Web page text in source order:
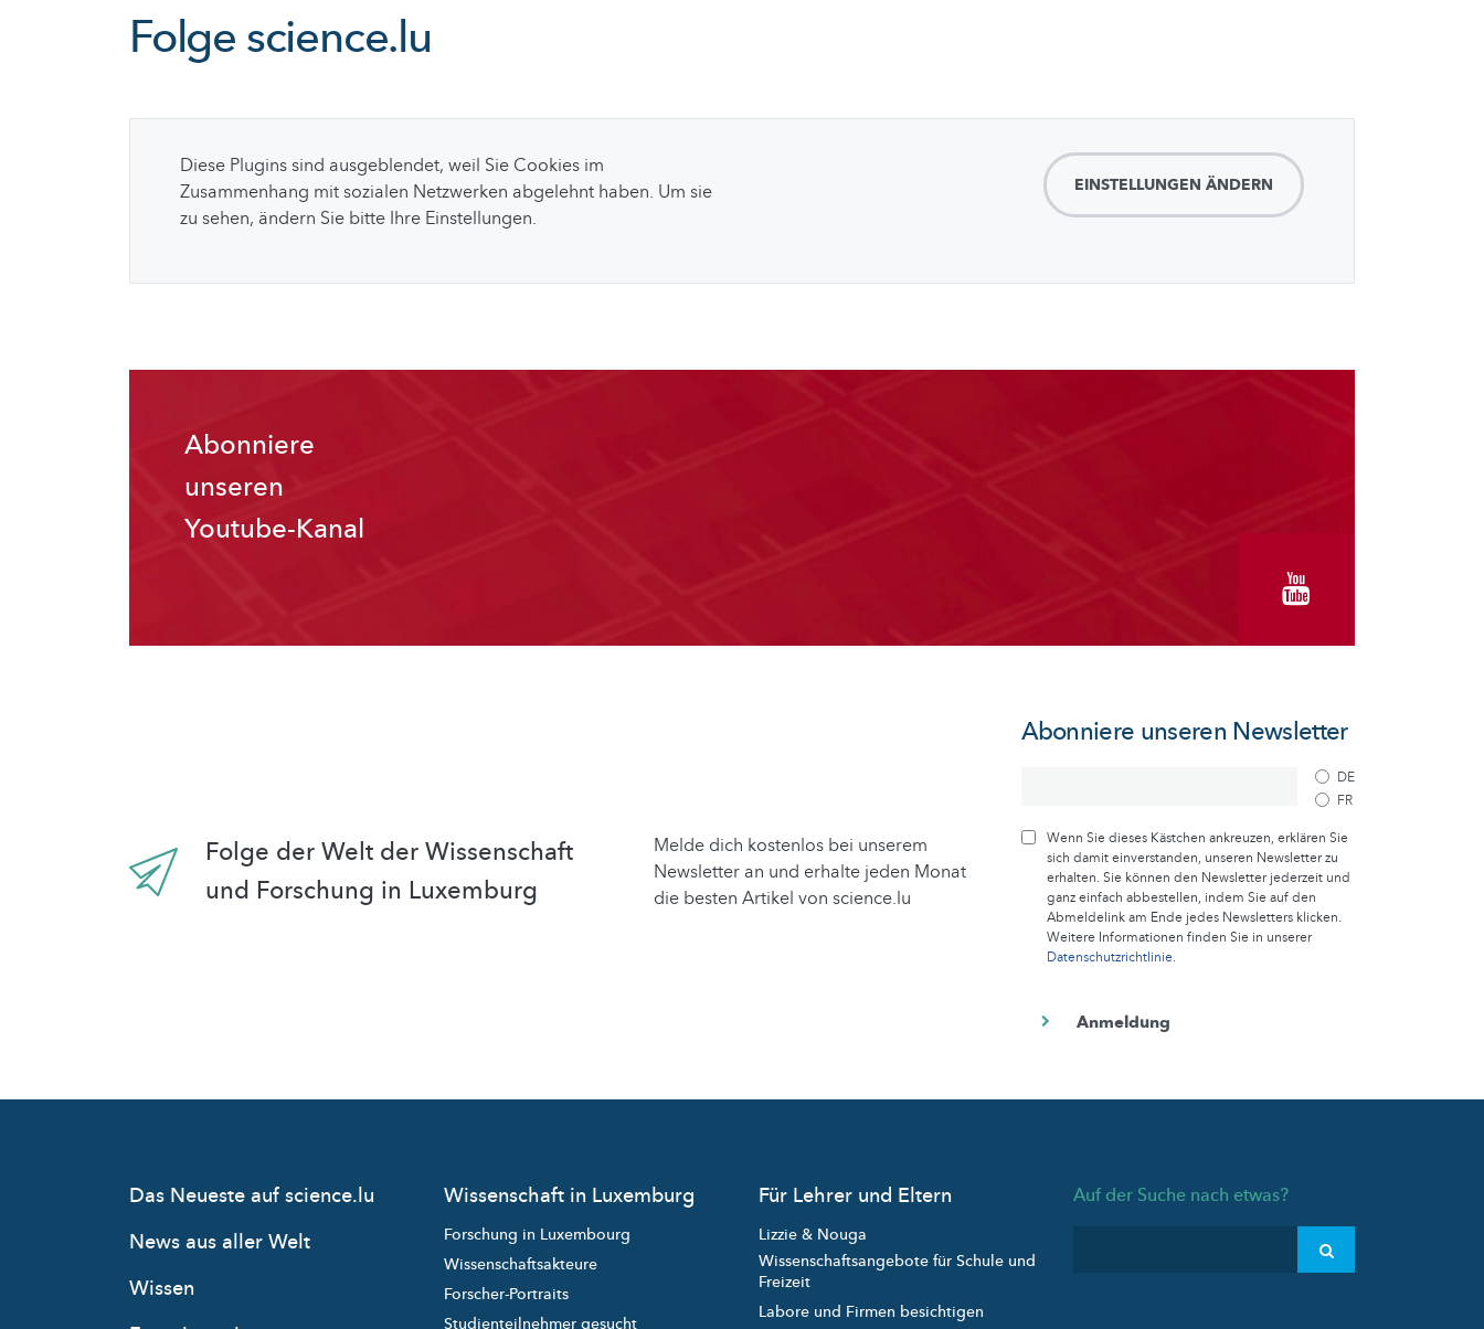
Folge science.lu
Diese Plugins sind ausgeblendet, weil Sie Cookies im
Zusammenhang mit sozialen Netzwerken abgelehnt haben. Um sie
zu sehen, ändern Sie bitte Ihre Einstellungen.
EINSTELLUNGEN ÄNDERN
Abonniere
unseren
Youtube-Kanal
Folge der Welt der Wissenschaft
und Forschung in Luxemburg
Melde dich kostenlos bei unserem
Newsletter an und erhalte jeden Monat
die besten Artikel von science.lu
Abonniere unseren Newsletter
DE
FR
Wenn Sie dieses Kästchen ankreuzen, erklären Sie
sich damit einverstanden, unseren Newsletter zu
erhalten. Sie können den Newsletter jederzeit und
ganz einfach abbestellen, indem Sie auf den
Abmeldelink am Ende jedes Newsletters klicken.
Weitere Informationen finden Sie in unserer
Datenschutzrichtlinie.
Das Neueste auf science.lu
News aus aller Welt
Wissen
Wissenschaft in Luxemburg
Forschung in Luxembourg
Wissenschaftsakteure
Forscher-Portraits
Studienteilnehmer gesucht
Für Lehrer und Eltern
Lizzie & Nouga
Wissenschaftsangebote für Schule und
Freizeit
Labore und Firmen besichtigen
Auf der Suche nach etwas?